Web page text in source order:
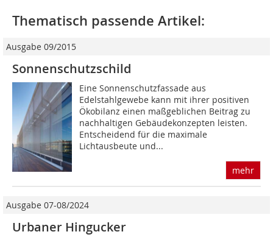
Thematisch passende Artikel:
Ausgabe 09/2015
Sonnenschutzschild
Eine Sonnenschutzfassade aus
Edelstahlgewebe kann mit ihrer positiven
Ökobilanz einen maßgeblichen Beitrag zu
nachhaltigen Gebäudekonzepten leisten.
Entscheidend für die maximale
Lichtausbeute und...
mehr
Ausgabe 07-08/2024
Urbaner Hingucker